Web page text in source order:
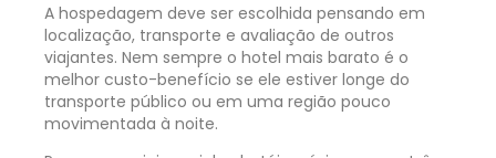
A hospedagem deve ser escolhida pensando em
localização, transporte e avaliação de outros
viajantes. Nem sempre o hotel mais barato é o
melhor custo-benefício se ele estiver longe do
transporte público ou em uma região pouco
movimentada à noite.